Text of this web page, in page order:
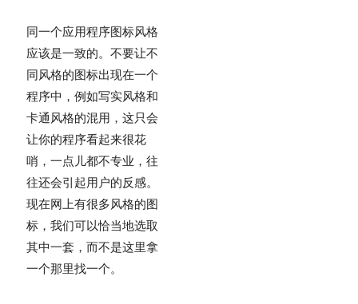
同一个应用程序图标风格
应该是一致的。不要让不
同风格的图标出现在一个
程序中，例如写实风格和
卡通风格的混用，这只会
让你的程序看起来很花
哨，一点儿都不专业，往
往还会引起用户的反感。
现在网上有很多风格的图
标，我们可以恰当地选取
其中一套，而不是这里拿
一个那里找一个。